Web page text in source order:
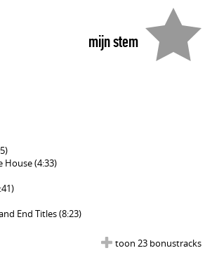
mijn stem
House(4:33)
End Titles(8:23)
toon 23 bonustracks